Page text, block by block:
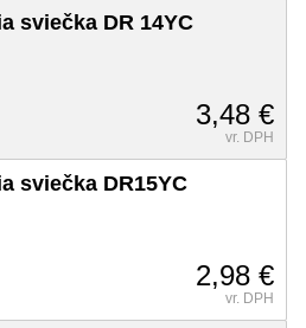
sviečka DR 14YC
3,48 €
vr. DPH
sviečka DR15YC
2,98 €
vr. DPH